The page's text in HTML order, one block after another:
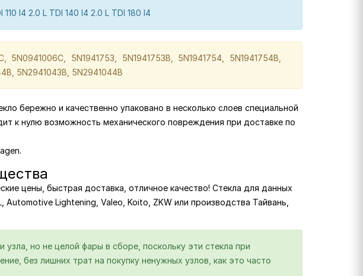
I4 2.0 L TDI 140 I4 2.0 L TDI 180 I4
5N1941753, 5N1941753B, 5N1941754, 5N1941754B,
5N2941043B, 5N2941044B
бережно и качественно упаковано в несколько слоев специальной
к нулю возможность механического повреждения при доставке по
цены, быстрая доставка, отличное качество! Стекла для данных
Automotive Lightening, Valeo, Koito, ZKW или производства Тайвань,
но не целой фары в сборе, поскольку эти стекла при
без лишних трат на покупку ненужных узлов, как это часто